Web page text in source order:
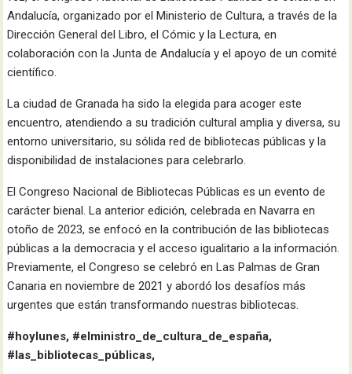
Andalucía, organizado por el Ministerio de Cultura, a través de la
Dirección General del Libro, el Cómic y la Lectura, en
colaboración con la Junta de Andalucía y el apoyo de un comité
científico.
La ciudad de Granada ha sido la elegida para acoger este
encuentro, atendiendo a su tradición cultural amplia y diversa, su
entorno universitario, su sólida red de bibliotecas públicas y la
disponibilidad de instalaciones para celebrarlo.
El Congreso Nacional de Bibliotecas Públicas es un evento de
carácter bienal. La anterior edición, celebrada en Navarra en
otoño de 2023, se enfocó en la contribución de las bibliotecas
públicas a la democracia y el acceso igualitario a la información.
Previamente, el Congreso se celebró en Las Palmas de Gran
Canaria en noviembre de 2021 y abordó los desafíos más
urgentes que están transformando nuestras bibliotecas.
#hoylunes, #elministro_de_cultura_de_españa,
#las_bibliotecas_públicas,